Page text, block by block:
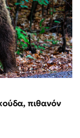
πιθανόν